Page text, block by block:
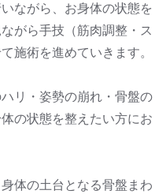
ながら、お身体の状態を
がら手技（筋肉調整・ス
施術を進めていきます。
リ・姿勢の崩れ・骨盤の
の状態を整えたい方にお
体の土台となる骨盤まわ